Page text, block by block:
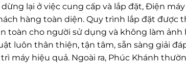
lại ở việc cung cấp và lắp đặt, Điện
hàng toàn diện. Quy trình lắp đặt được
toàn cho người sử dụng và không làm
luôn thân thiện, tận tâm, sẵn sàng giải
máy hiệu quả. Ngoài ra, Phúc Khánh